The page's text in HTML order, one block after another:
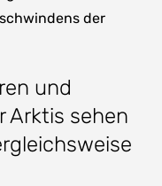
der
und
Arktis sehen